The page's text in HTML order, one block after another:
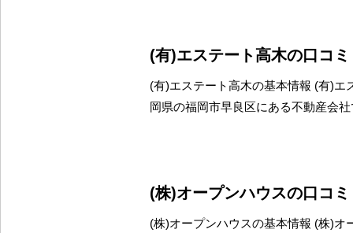
(有)エステート高木の口コ
(有)エステート高木の基本情報 (有)エ
岡県の福岡市早良区にある不動産会
(株)オープンハウスの口コ
(株)オープンハウスの基本情報 (株)オ